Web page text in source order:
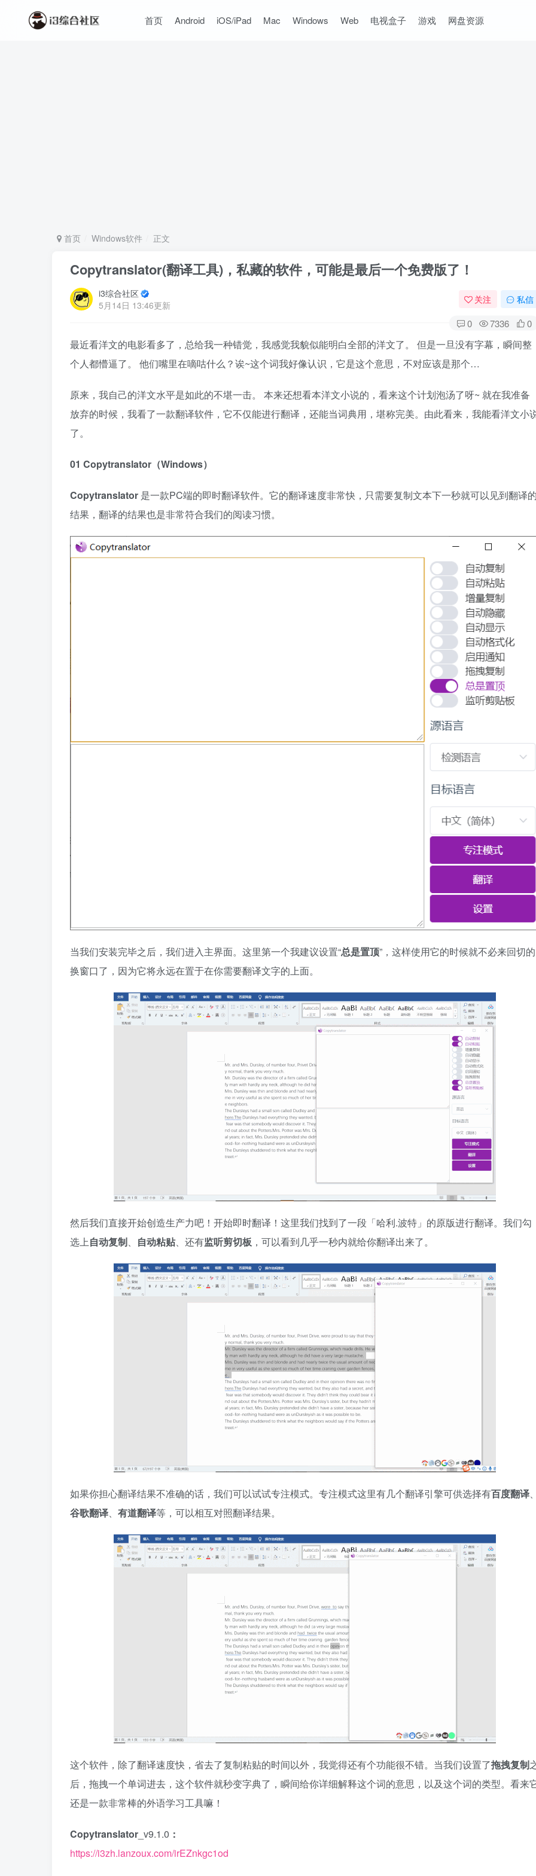
首页 Android iOS/iPad Mac Windows Web 电视盒子 游戏 网盘资源
首页 Windows软件 正文
Copytranslator(翻译工具)，私藏的软件，可能是最后一个免费版了！
i3综合社区
5月14日 13:46更新
关注 私信
0 7336 0
最近看洋文的电影看多了，总给我一种错觉，我感觉我貌似能明白全部的洋文了。 但是一旦没有字幕，瞬间整
个人都懵逼了。 他们嘴里在嘀咕什么？诶~这个词我好像认识，它是这个意思，不对应该是那个…
原来，我自己的洋文水平是如此的不堪一击。 本来还想看本洋文小说的，看来这个计划泡汤了呀~ 就在我准备
放弃的时候，我看了一款翻译软件，它不仅能进行翻译，还能当词典用，堪称完美。由此看来，我能看洋文小
了。
01 Copytranslator（Windows）
Copytranslator 是一款PC端的即时翻译软件。它的翻译速度非常快，只需要复制文本下一秒就可以见到翻译
结果，翻译的结果也是非常符合我们的阅读习惯。
当我们安装完毕之后，我们进入主界面。这里第一个我建议设置“总是置顶”，这样使用它的时候就不必来回切的
换窗口了，因为它将永远在置于在你需要翻译文字的上面。
然后我们直接开始创造生产力吧！开始即时翻译！这里我们找到了一段「哈利.波特」的原版进行翻译。我们勾
选上自动复制、 自动粘贴、还有监听剪切板 ，可以看到几乎一秒内就给你翻译出来了。
如果你担心翻译结果不准确的话，我们可以试试专注模式。专注模式这里有几个翻译引擎可供选择有百度翻译
谷歌翻译、 有道翻译等，可以相互对照翻译结果。
这个软件，除了翻译速度快，省去了复制粘贴的时间以外，我觉得还有个功能很不错。当我们设置了拖拽复制
后，拖拽一个单词进去，这个软件就秒变字典了，瞬间给你详细解释这个词的意思，以及这个词的类型。看来
还是一款非常棒的外语学习工具嘛！​
Copytranslator _v9.1.0 ：
https://i3zh.lanzoux.com/irEZnkgc1od